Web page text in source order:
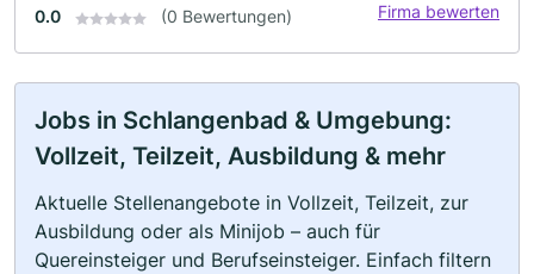
0.0 (0 Bewertungen) Firma bewerten
Jobs in Schlangenbad & Umgebung:
Vollzeit, Teilzeit, Ausbildung & mehr
Aktuelle Stellenangebote in Vollzeit, Teilzeit, zur
Ausbildung oder als Minijob – auch für
Quereinsteiger und Berufseinsteiger. Einfach filtern